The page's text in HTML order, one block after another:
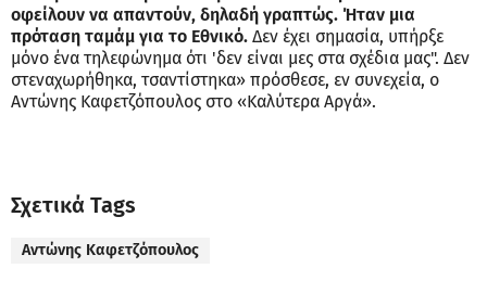
οφείλουν να απαντούν, δηλαδή γραπτώς. Ήταν μια
πρόταση ταμάμ για το Εθνικό. Δεν έχει σημασία, υπήρξε
μόνο ένα τηλεφώνημα ότι 'δεν είναι μες στα σχέδια μας". Δεν
στεναχωρήθηκα, τσαντίστηκα» πρόσθεσε, εν συνεχεία, ο
Αντώνης Καφετζόπουλος στο «Καλύτερα Αργά».
Σχετικά Tags
Αντώνης Καφετζόπουλος